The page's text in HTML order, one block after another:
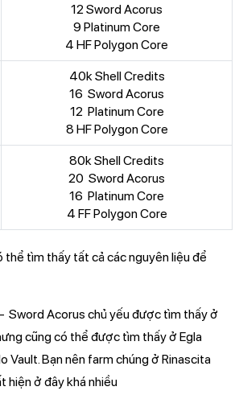
12 Sword Acorus
9 Platinum Core
4 HF Polygon Core
40k Shell Credits
16 Sword Acorus
12 Platinum Core
8 HF Polygon Core
80k Shell Credits
20 Sword Acorus
16 Platinum Core
4 FF Polygon Core
thể tìm thấy tất cả các nguyên liệu để
Sword Acorus chủ yếu được tìm thấy ở
cũng có thể được tìm thấy ở Egla
Vault. Bạn nên farm chúng ở Rinascita
hiện ở đây khá nhiều